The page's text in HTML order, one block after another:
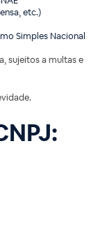
etc.)
Simples Nacional
sujeitos a multas e